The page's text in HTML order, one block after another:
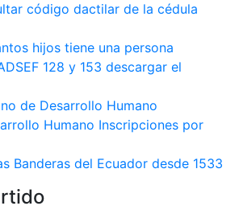
código dactilar de la cédula
hijos tiene una persona
128 y 153 descargar el
de Desarrollo Humano
Humano Inscripciones por
Banderas del Ecuador desde 1533